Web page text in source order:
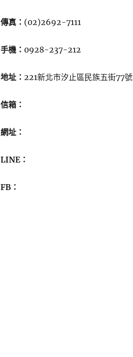
傳真： (02)2692-7111
手機： 0928-237-212
地址： 221新北市汐止區民族五街77號
信箱：
網址：
LINE：
FB：